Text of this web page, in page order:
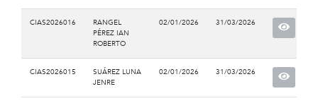
CIAS2026016
RANGEL
PÉREZ IAN
ROBERTO
02/01/2026 31/03/2026
CIAS2026015
SUÁREZ LUNA
JENRE
02/01/2026 31/03/2026